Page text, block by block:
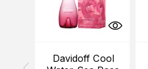
Davidoff Cool